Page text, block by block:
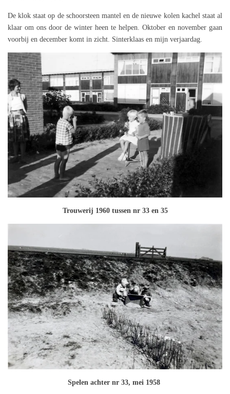
De klok staat op de schoorsteen mantel en de nieuwe kolen kachel staat al
klaar om ons door de winter heen te helpen. Oktober en november gaan
voorbij en december komt in zicht. Sinterklaas en mijn verjaardag.
Trouwerij 1960 tussen nr 33 en 35
Spelen achter nr 33, mei 1958